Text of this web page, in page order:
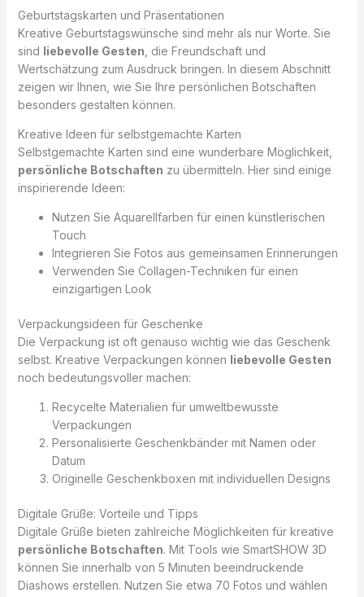
Geburtstagskarten und Präsentationen
Kreative Geburtstagswünsche sind mehr als nur Worte. Sie
sind liebevolle Gesten , die Freundschaft und
Wertschätzung zum Ausdruck bringen. In diesem Abschnitt
zeigen wir Ihnen, wie Sie Ihre persönlichen Botschaften
besonders gestalten können.
Kreative Ideen für selbstgemachte Karten
Selbstgemachte Karten sind eine wunderbare Möglichkeit,
persönliche Botschaften zu übermitteln. Hier sind einige
inspirierende Ideen:
Nutzen Sie Aquarellfarben für einen künstlerischen
Touch
Integrieren Sie Fotos aus gemeinsamen Erinnerungen
Verwenden Sie Collagen-Techniken für einen
einzigartigen Look
Verpackungsideen für Geschenke
Die Verpackung ist oft genauso wichtig wie das Geschenk
selbst. Kreative Verpackungen können liebevolle Gesten
noch bedeutungsvoller machen:
Recycelte Materialien für umweltbewusste
Verpackungen
Personalisierte Geschenkbänder mit Namen oder
Datum
Originelle Geschenkboxen mit individuellen Designs
Digitale Grüße: Vorteile und Tipps
Digitale Grüße bieten zahlreiche Möglichkeiten für kreative
persönliche Botschaften. Mit Tools wie SmartSHOW 3D
können Sie innerhalb von 5 Minuten beeindruckende
Diashows erstellen. Nutzen Sie etwa 70 Fotos und wählen